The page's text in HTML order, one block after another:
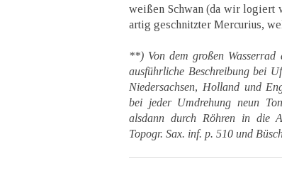
weißen Schwan (da wir logiert
artig geschnitzter Mercurius,
**) Von dem großen Wasserrad
ausführliche Beschreibung bei
Niedersachsen, Holland und
bei jeder Umdrehung neun
alsdann durch Röhren in die
Topogr. Sax. inf. p. 510 und